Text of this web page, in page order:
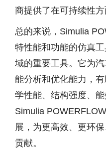
商提供了在可持续性方
总的来说，Simulia
特性能和功能的仿真
域的重要工具。它为
能分析和优化能力，
学性能、结构强度、
Simulia
展，为更高效、更环
贡献。